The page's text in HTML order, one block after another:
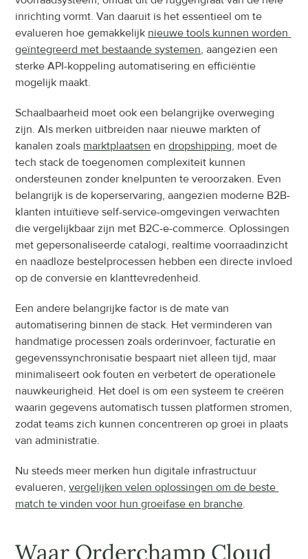
inrichting vormt. Van daaruit is het essentieel om te
evalueren hoe gemakkelijk nieuwe tools kunnen worden
geïntegreerd met bestaande systemen, aangezien een
sterke API-koppeling automatisering en efficiëntie
mogelijk maakt.
Schaalbaarheid moet ook een belangrijke overweging
zijn. Als merken uitbreiden naar nieuwe markten of
kanalen zoals marktplaatsen en dropshipping, moet de
tech stack de toegenomen complexiteit kunnen
ondersteunen zonder knelpunten te veroorzaken. Even
belangrijk is de koperservaring, aangezien moderne B2B-
klanten intuïtieve self-service-omgevingen verwachten
die vergelijkbaar zijn met B2C-e-commerce. Oplossingen
met gepersonaliseerde catalogi, realtime voorraadinzicht
en naadloze bestelprocessen hebben een directe invloed
op de conversie en klanttevredenheid.
Een andere belangrijke factor is de mate van
automatisering binnen de stack. Het verminderen van
handmatige processen zoals orderinvoer, facturatie en
gegevenssynchronisatie bespaart niet alleen tijd, maar
minimaliseert ook fouten en verbetert de operationele
nauwkeurigheid. Het doel is om een systeem te creëren
waarin gegevens automatisch tussen platformen stromen,
zodat teams zich kunnen concentreren op groei in plaats
van administratie.
Nu steeds meer merken hun digitale infrastructuur
evalueren, vergelijken velen oplossingen om de beste
match te vinden voor hun groeifase en branche.
Waar Orderchamp Cloud